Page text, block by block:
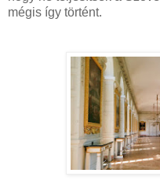
mégis így történt.